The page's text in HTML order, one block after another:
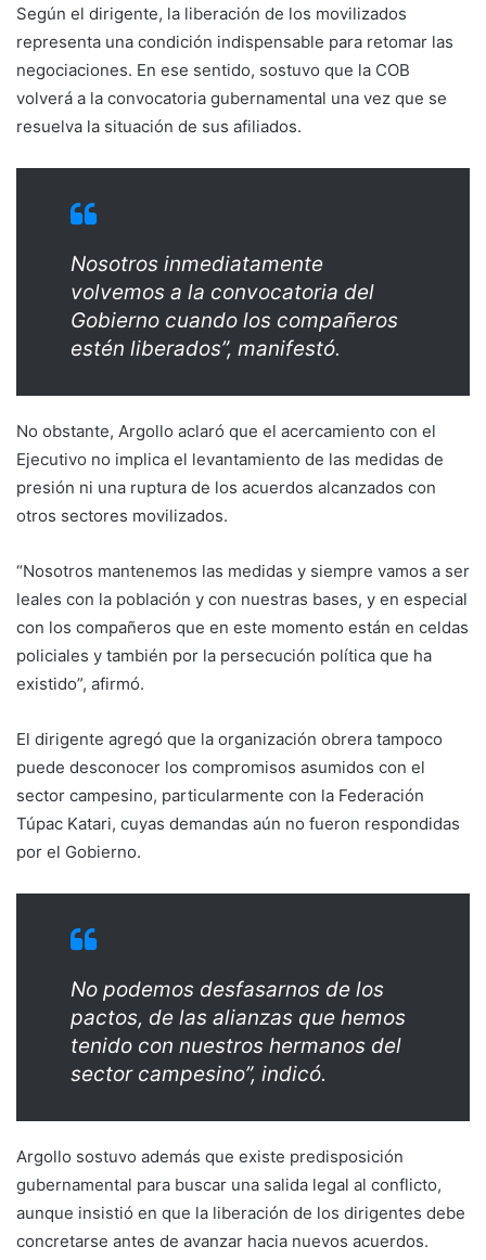
Según el dirigente, la liberación de los movilizados
representa una condición indispensable para retomar las
negociaciones. En ese sentido, sostuvo que la COB
volverá a la convocatoria gubernamental una vez que se
resuelva la situación de sus afiliados.
Nosotros inmediatamente
volvemos a la convocatoria del
Gobierno cuando los compañeros
estén liberados”, manifestó.
No obstante, Argollo aclaró que el acercamiento con el
Ejecutivo no implica el levantamiento de las medidas de
presión ni una ruptura de los acuerdos alcanzados con
otros sectores movilizados.
“Nosotros mantenemos las medidas y siempre vamos a ser
leales con la población y con nuestras bases, y en especial
con los compañeros que en este momento están en celdas
policiales y también por la persecución política que ha
existido”, afirmó.
El dirigente agregó que la organización obrera tampoco
puede desconocer los compromisos asumidos con el
sector campesino, particularmente con la Federación
Túpac Katari, cuyas demandas aún no fueron respondidas
por el Gobierno.
No podemos desfasarnos de los
pactos, de las alianzas que hemos
tenido con nuestros hermanos del
sector campesino”, indicó.
Argollo sostuvo además que existe predisposición
gubernamental para buscar una salida legal al conflicto,
aunque insistió en que la liberación de los dirigentes debe
concretarse antes de avanzar hacia nuevos acuerdos.